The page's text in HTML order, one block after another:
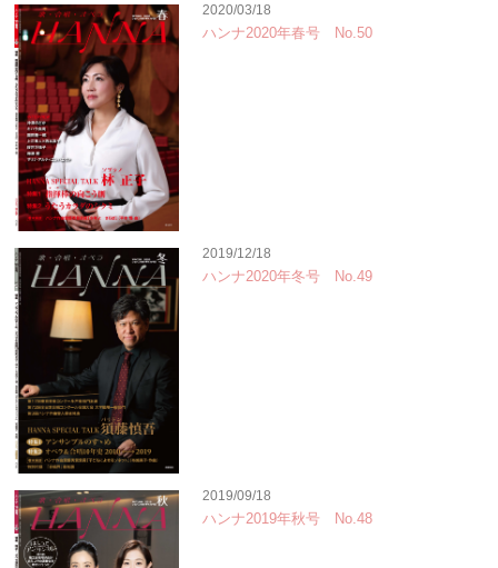
2020/03/18
ハンナ2020年春号 No.50
2019/12/18
ハンナ2020年冬号 No.49
2019/09/18
ハンナ2019年秋号 No.48